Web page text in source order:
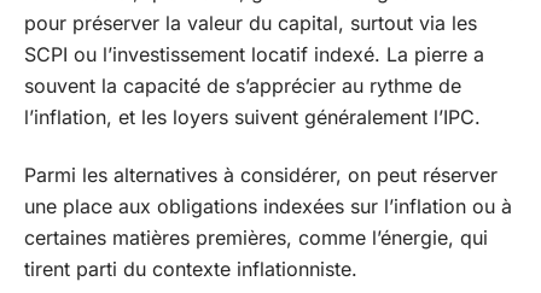
pour préserver la valeur du capital, surtout via les
SCPI ou l’investissement locatif indexé. La pierre a
souvent la capacité de s’apprécier au rythme de
l’inflation, et les loyers suivent généralement l’IPC.
Parmi les alternatives à considérer, on peut réserver
une place aux obligations indexées sur l’inflation ou à
certaines matières premières, comme l’énergie, qui
tirent parti du contexte inflationniste.